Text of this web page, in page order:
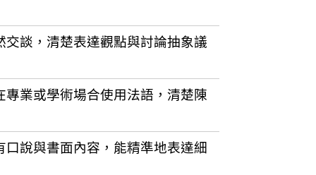
交談，清楚表達觀點與討論抽象議
專業或學術場合使用法語，清楚陳
口說與書面內容，能精準地表達細